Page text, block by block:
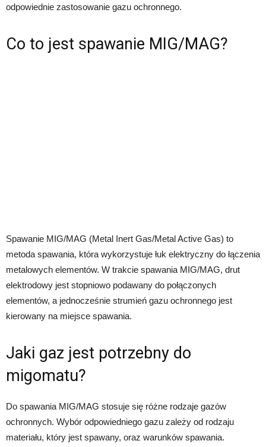
odpowiednie zastosowanie gazu ochronnego.
Co to jest spawanie MIG/MAG?
Spawanie MIG/MAG (Metal Inert Gas/Metal Active Gas) to
metoda spawania, która wykorzystuje łuk elektryczny do łączenia
metalowych elementów. W trakcie spawania MIG/MAG, drut
elektrodowy jest stopniowo podawany do połączonych
elementów, a jednocześnie strumień gazu ochronnego jest
kierowany na miejsce spawania.
Jaki gaz jest potrzebny do
migomatu?
Do spawania MIG/MAG stosuje się różne rodzaje gazów
ochronnych. Wybór odpowiedniego gazu zależy od rodzaju
materiału, który jest spawany, oraz warunków spawania.